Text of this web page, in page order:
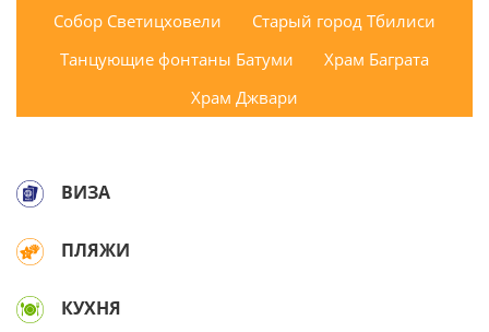
Собор Светицховели
Старый город Тбилиси
Танцующие фонтаны Батуми
Храм Баграта
Храм Джвари
ВИЗА
ПЛЯЖИ
КУХНЯ